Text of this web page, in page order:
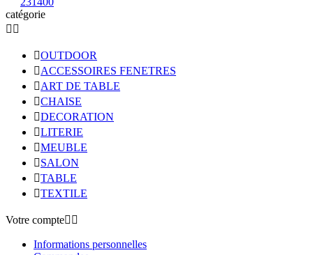
catégorie
 
OUTDOOR
ACCESSOIRES FENETRES
ART DE TABLE
CHAISE
DECORATION
LITERIE
MEUBLE
SALON
TABLE
TEXTILE
Votre compte 
Informations personnelles